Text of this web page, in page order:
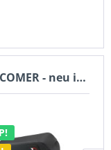
NEWCOMER - neu im Sortiment